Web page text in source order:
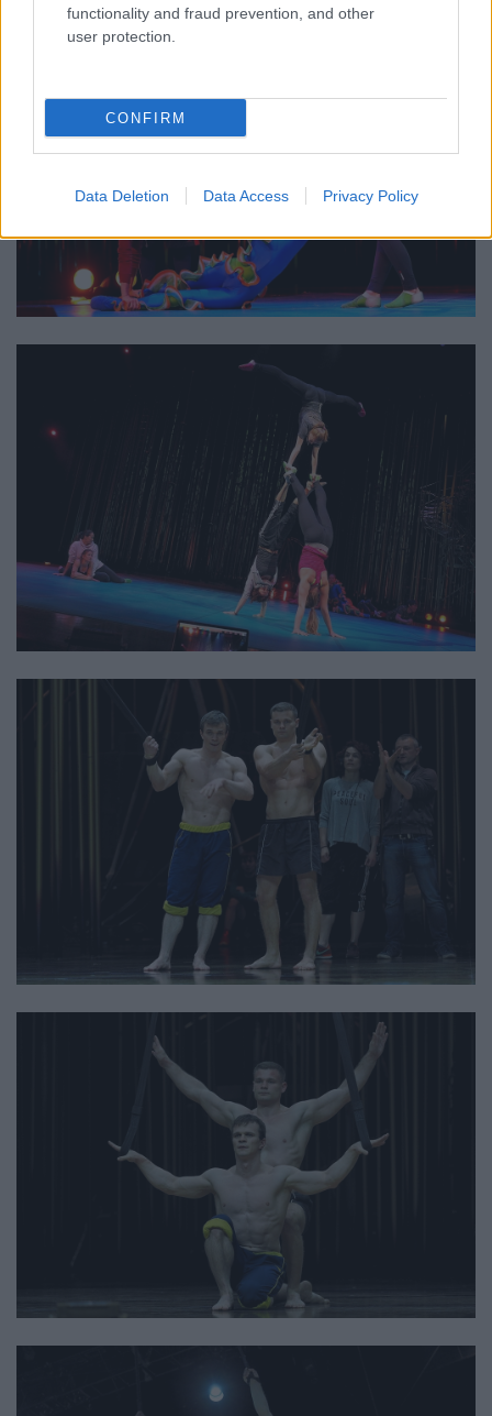
functionality and fraud prevention, and other
user protection.
CONFIRM
Data Deletion Data Access Privacy Policy